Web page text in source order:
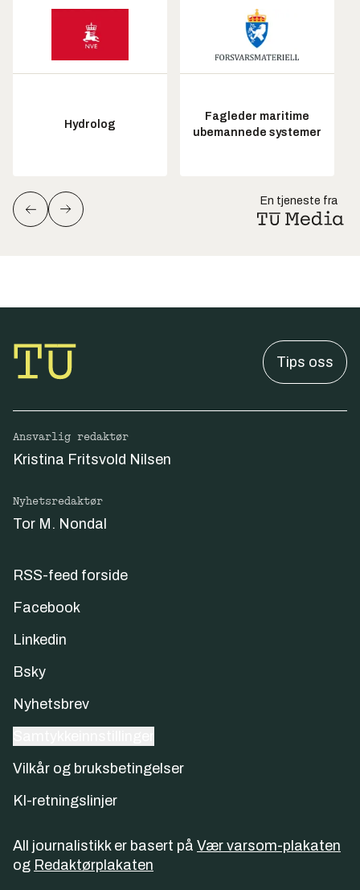
Hydrolog
Fagleder maritime
ubemannede systemer
En tjeneste fra
Tips oss
Ansvarlig redaktør
Kristina Fritsvold Nilsen
Nyhetsredaktør
Tor M. Nondal
RSS-feed forside
Facebook
Linkedin
Bsky
Nyhetsbrev
Vilkår og bruksbetingelser
KI-retningslinjer
All journalistikk er basert på Vær varsom-plakaten
og Redaktørplakaten